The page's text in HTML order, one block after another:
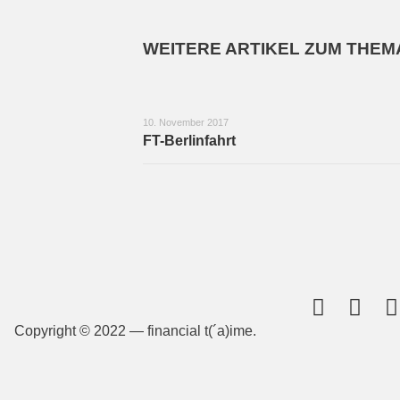
WEITERE ARTIKEL ZUM
10. November 2017
FT-Berlinfahrt
Copyright © 2022 — financial t(´a)ime.